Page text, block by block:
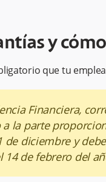
y
que tu
Financiera,
a la parte
de diciembre y
14 de febrero del